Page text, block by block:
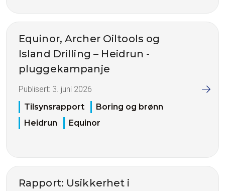
Equinor, Archer Oiltools og
Island Drilling – Heidrun -
pluggekampanje
Publisert: 3. juni 2026
Tilsynsrapport
Boring og brønn
Heidrun
Equinor
Rapport: Usikkerhet i